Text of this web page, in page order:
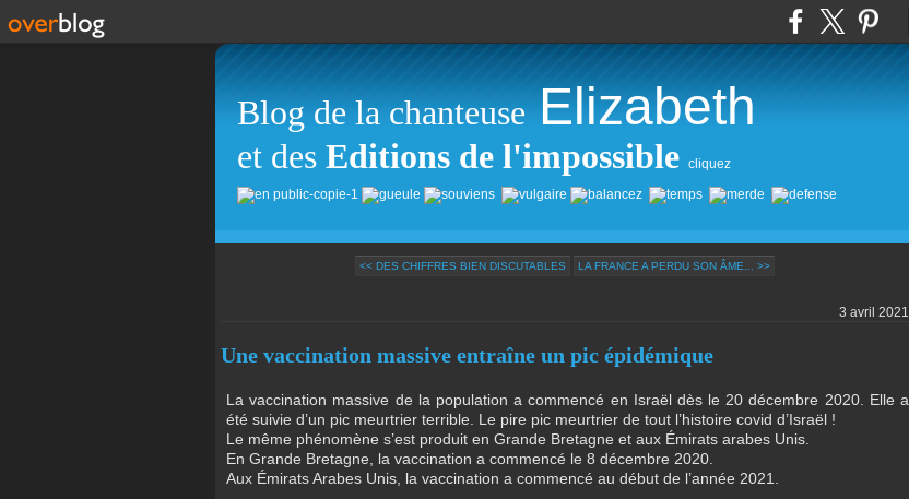
Blog de la chanteuse Elizabeth
et des Editions de l'impossible cliquez
<< DES CHIFFRES BIEN DISCUTABLES LA FRANCE A PERDU SON ÂME... >>
3 avril 2021
Une vaccination massive entraîne un pic épidémique
La vaccination massive de la population a commencé en Israël dès le 20 décembre 2020. Elle a
été suivie d’un pic meurtrier terrible. Le pire pic meurtrier de tout l’histoire covid d’Israël !
Le même phénomène s’est produit en Grande Bretagne et aux Émirats arabes Unis.
En Grande Bretagne, la vaccination a commencé le 8 décembre 2020.
Aux Émirats Arabes Unis, la vaccination a commencé au début de l’année 2021.